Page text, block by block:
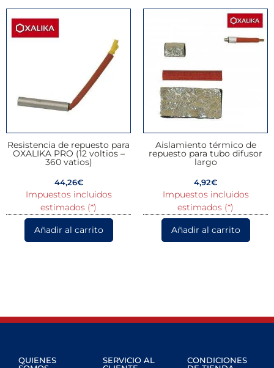
Resistencia de repuesto para
OXALIKA PRO (12 voltios –
360 vatios)
44,26€
Impuestos incluidos
estimados (*)
Añadir al carrito
Aislamiento térmico de
repuesto para tubo difusor
largo
4,92€
Impuestos incluidos
estimados (*)
Añadir al carrito
QUIENES
SERVICIO AL
CONDICIONES